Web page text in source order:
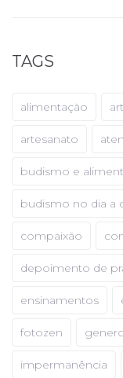
TAGS
alimentação
artesanato
budismo e
budismo no dia a
compaixão
depoimento de
ensinamentos
fotozen
impermanência